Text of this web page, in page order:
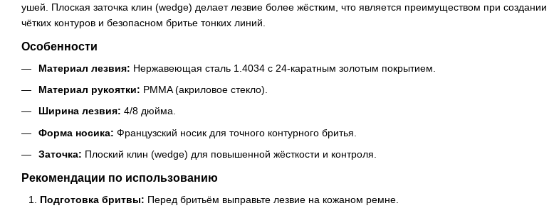
ушей. Плоская заточка клин (wedge) делает лезвие более жёстким, что является преимуществом при создании
чётких контуров и безопасном бритье тонких линий.
Особенности
Материал лезвия: Нержавеющая сталь 1.4034 с 24-каратным золотым покрытием.
Материал рукоятки: PMMA (акриловое стекло).
Ширина лезвия: 4/8 дюйма.
Форма носика: Французский носик для точного контурного бритья.
Заточка: Плоский клин (wedge) для повышенной жёсткости и контроля.
Рекомендации по использованию
Подготовка бритвы: Перед бритьём выправьте лезвие на кожаном ремне.